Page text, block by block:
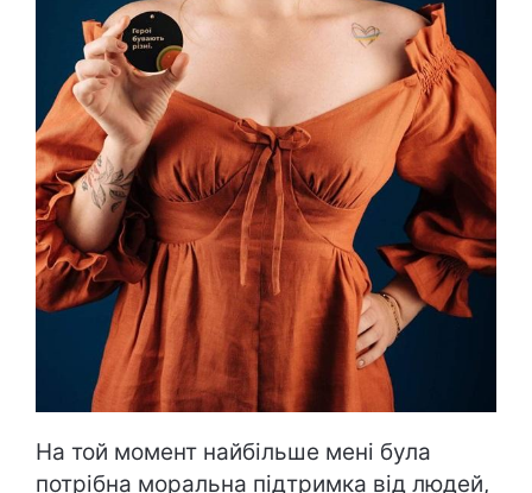
На той момент найбільше мені була
потрібна моральна підтримка від людей,